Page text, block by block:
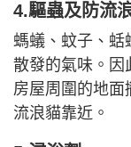
4.驅蟲及防流
螞蟻、蚊子、蛞
散發的氣味。因
房屋周圍的地面
流浪貓靠近。